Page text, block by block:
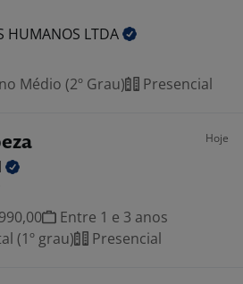
HUMANOS LTDA
Médio (2º Grau) Presencial
Hoje
Entre 1 e 3 anos
(1º grau)
Presencial